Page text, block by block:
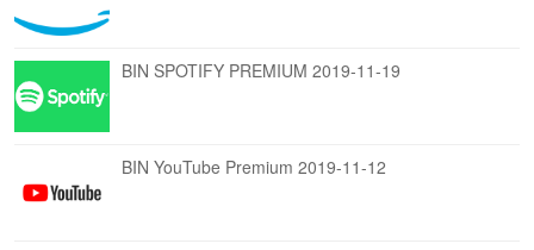
BIN SPOTIFY PREMIUM 2019-11-19
BIN YouTube Premium 2019-11-12